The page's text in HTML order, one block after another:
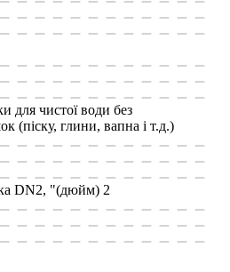
для чистої води без
(піску, глини, вапна і т.д.)
DN2, "(дюйм) 2